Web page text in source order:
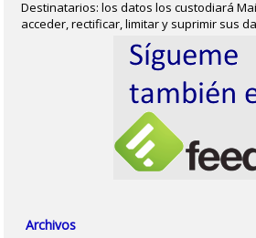
Destinatarios: los datos los custodiará
acceder, rectificar, limitar y suprimir sus
Archivos